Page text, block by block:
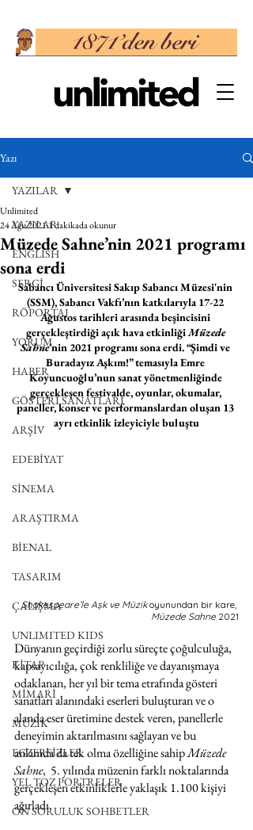
Yazı
YAZILAR
ENGLISH
SERGİ
RÖPORTAJ
YORUM
HABER
GÖSTERİ SANATLARI
ARŞİV
EDEBİYAT
SİNEMA
ARAŞTIRMA
BİENAL
TASARIM
ÇALIŞMA
UNLIMITED KIDS
KİTAP
MİMARİ
MÜZİK
EGZERSİZLER
YEL TOZ PORTRELER
ON SORULUK SOHBETLER
YAZILAR
Müzede Sahne’nin 2021 programı
sona erdi
Unlimited
24 Ağu 20211 dakikada okunur
Sabancı Üniversitesi Sakıp Sabancı Müzesi'nin
(SSM), Sabancı Vakfı’nın katkılarıyla 17-22
Ağustos tarihleri arasında beşincisini
gerçekleştirdiği açık hava etkinliği Müzede
Sahne’nin 2021 programı sona erdi. “Şimdi ve
Buradayız Aşkım!” temasıyla Emre
Koyuncuoğlu’nun sanat yönetmenliğinde
gerçekleşen festivalde, oyunlar, okumalar,
paneller, konser ve performanslardan oluşan 13
ayrı etkinlik izleyiciyle buluştu
Shakespeare’le Aşk ve Müzik oyunundan bir kare,
Müzede Sahne 2021
Dünyanın geçirdiği zorlu süreçte çoğulculuğa,
kapsayıcılığa, çok renkliliğe ve dayanışmaya
odaklanan, her yıl bir tema etrafında gösteri
sanatları alanındaki eserleri buluşturan ve o
alanda eser üretimine destek veren, panellerle
deneyimin aktarılmasını sağlayan ve bu
anlamda da tek olma özelliğine sahip Müzede
Sahne,  5. yılında müzenin farklı noktalarında
gerçekleşen etkinliklerle yaklaşık 1.100 kişiyi
ağırladı.